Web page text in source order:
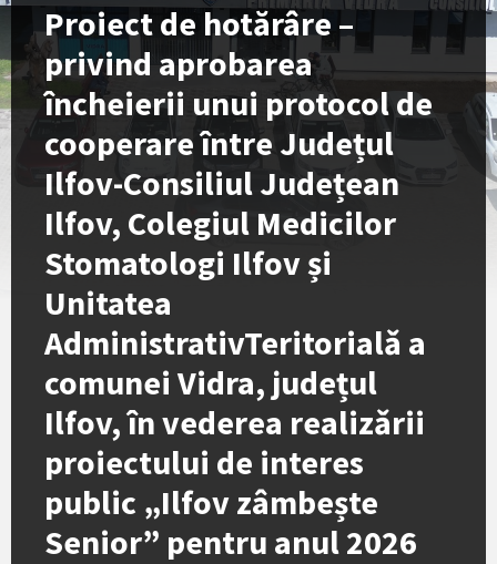
Proiect de hotărâre –
privind aprobarea
încheierii unui protocol de
cooperare între Județul
Ilfov-Consiliul Județean
Ilfov, Colegiul Medicilor
Stomatologi Ilfov și
Unitatea
AdministrativTeritorialǎ a
comunei Vidra, județul
Ilfov, în vederea realizǎrii
proiectului de interes
public „Ilfov zâmbește
Senior” pentru anul 2026